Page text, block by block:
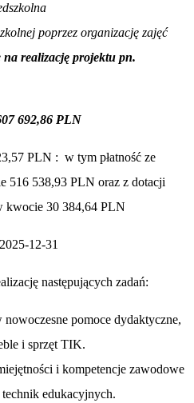
poprzez organizację zajęć
na realizację projektu pn.
692,86 PLN
PLN : w tym płatność ze
516 538,93 PLN oraz z dotacji
kwocie 30 384,64 PLN
12-31
następujących zadań:
pomoce dydaktyczne,
i sprzęt TIK.
i kompetencje zawodowe
edukacyjnych.